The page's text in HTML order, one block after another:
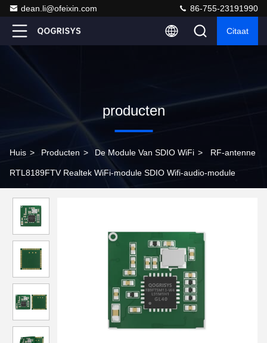
dean.li@ofeixin.com 86-755-23191990
Citaat
producten
Huis > Producten > De Module Van SDIO WiFi > RF-antenne
RTL8189FTV Realtek WiFi-module SDIO Wifi-audio-module